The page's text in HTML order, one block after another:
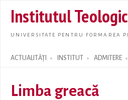
Institutul
UNIVERSITATE PENTRU FORMAREA
ACTUALITĂȚI INSTITUT ADMITERE
Search form
Limba greacă